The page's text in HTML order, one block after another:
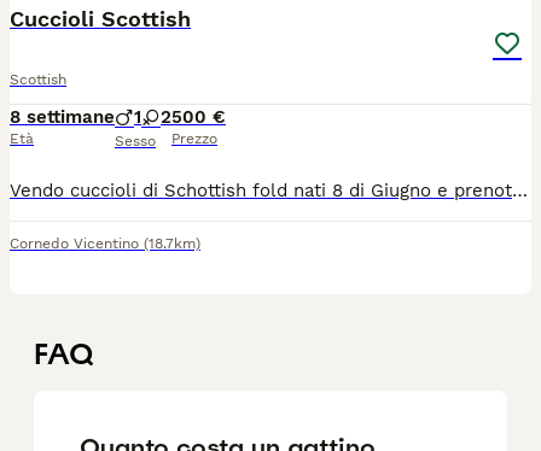
Cuccioli Scottish
Scottish
8 settimane
Età
1 2
Sesso
500 €
Prezzo
Vendo cuccioli di Schottish fold nati 8 di Giugno e prenotabili da ora disponibili il 10 di Agosto circa
Cornedo Vicentino (18.7km)
FAQ